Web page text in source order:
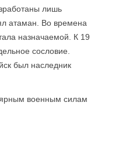
лишь
атаман. Во времена
назначаемой. К 19
сословие.
был наследник
военным силам